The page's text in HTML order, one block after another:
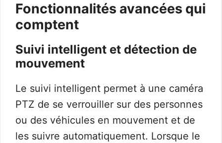
Fonctionnalités avancées qui
comptent
Suivi intelligent et détection de
mouvement
Le suivi intelligent permet à une caméra
PTZ de se verrouiller sur des personnes
ou des véhicules en mouvement et de
les suivre automatiquement. Lorsque le